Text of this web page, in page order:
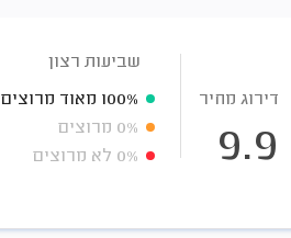
דירוג מחיר
9.9
שביעות רצון
100% מאוד מרוצים
0% מרוצים
0% לא מרוצים